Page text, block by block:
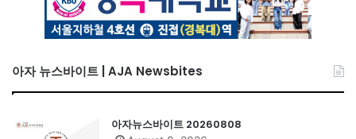
아자 뉴스바이트 | AJA Newsbites
아자뉴스바이트 20260808